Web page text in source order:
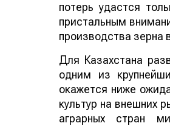
потерь удастся
пристальным
производства зерна
Для Казахстана
одним из
окажется ниже
культур на внешних
аграрных стран